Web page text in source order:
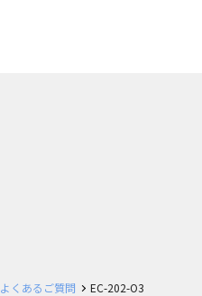
よくあるご質問 EC-202-O3